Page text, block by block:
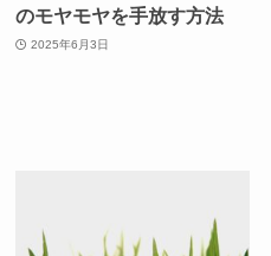
のモヤモヤを手放す方法
2025年6月3日